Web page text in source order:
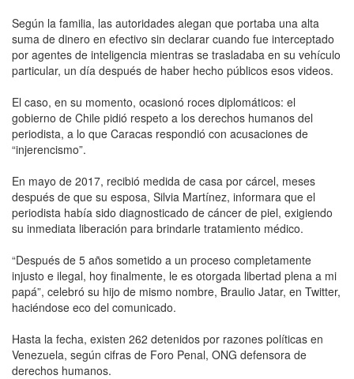
Según la familia, las autoridades alegan que portaba una alta
suma de dinero en efectivo sin declarar cuando fue interceptado
por agentes de inteligencia mientras se trasladaba en su vehículo
particular, un día después de haber hecho públicos esos videos.
El caso, en su momento, ocasionó roces diplomáticos: el
gobierno de Chile pidió respeto a los derechos humanos del
periodista, a lo que Caracas respondió con acusaciones de
“injerencismo”.
En mayo de 2017, recibió medida de casa por cárcel, meses
después de que su esposa, Silvia Martínez, informara que el
periodista había sido diagnosticado de cáncer de piel, exigiendo
su inmediata liberación para brindarle tratamiento médico.
“Después de 5 años sometido a un proceso completamente
injusto e ilegal, hoy finalmente, le es otorgada libertad plena a mi
papá”, celebró su hijo de mismo nombre, Braulio Jatar, en Twitter,
haciéndose eco del comunicado.
Hasta la fecha, existen 262 detenidos por razones políticas en
Venezuela, según cifras de Foro Penal, ONG defensora de
derechos humanos.